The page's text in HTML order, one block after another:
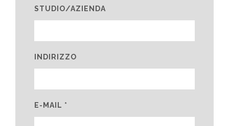
STUDIO/AZIENDA
INDIRIZZO
E-MAIL *